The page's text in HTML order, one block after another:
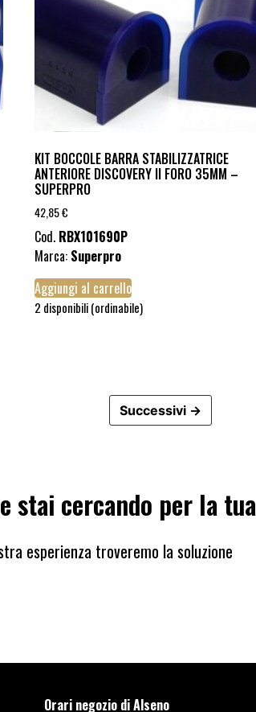
KIT BOCCOLE BARRA STABILIZZATRICE
ANTERIORE DISCOVERY II FORO 35MM –
SUPERPRO
42,85€
Cod. RBX101690P
Marca: Superpro
Aggiungi al carrello
2 disponibili (ordinabile)
Successivi →
stai cercando per la tua
esperienza troveremo la soluzione
Orari negozio di Alseno